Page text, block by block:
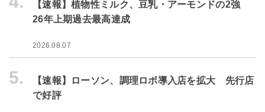
【速報】植物性ミルク、豆乳・アーモンドの2強
26年上期過去最高達成
2026.08.07
5.
【速報】ローソン、調理ロボ導入店を拡大 先行店
で好評